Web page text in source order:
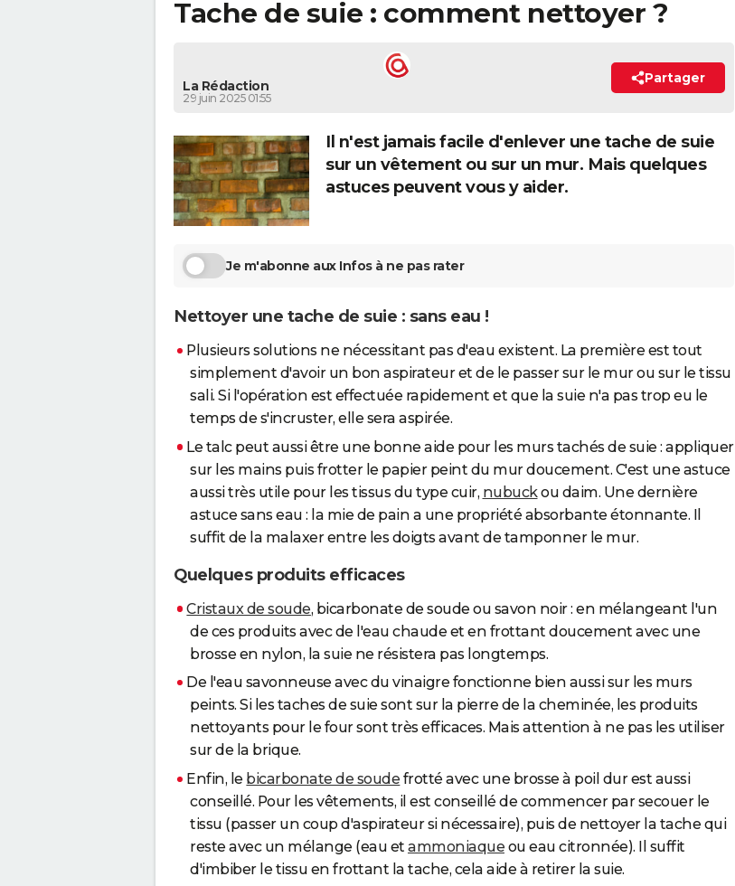
Tache de suie : comment nettoyer ?
La Rédaction
29 juin 2025 01:55
Partager
Il n'est jamais facile d'enlever une tache de suie
sur un vêtement ou sur un mur. Mais quelques
astuces peuvent vous y aider.
Je m'abonne aux Infos à ne pas rater
Nettoyer une tache de suie : sans eau !
Plusieurs solutions ne nécessitant pas d'eau existent. La première est tout
simplement d'avoir un bon aspirateur et de le passer sur le mur ou sur le tissu
sali. Si l'opération est effectuée rapidement et que la suie n'a pas trop eu le
temps de s'incruster, elle sera aspirée.
Le talc peut aussi être une bonne aide pour les murs tachés de suie : appliquer
sur les mains puis frotter le papier peint du mur doucement. C'est une astuce
aussi très utile pour les tissus du type cuir, nubuckou daim. Une dernière
astuce sans eau : la mie de pain a une propriété absorbante étonnante. Il
suffit de la malaxer entre les doigts avant de tamponner le mur.
Quelques produits efficaces
Cristaux de soude, bicarbonate de soude ou savon noir : en mélangeant l'un
de ces produits avec de l'eau chaude et en frottant doucement avec une
brosse en nylon, la suie ne résistera pas longtemps.
De l'eau savonneuse avec du vinaigre fonctionne bien aussi sur les murs
peints. Si les taches de suie sont sur la pierre de la cheminée, les produits
nettoyants pour le four sont très efficaces. Mais attention à ne pas les utiliser
sur de la brique.
Enfin, le bicarbonate de soude frotté avec une brosse à poil dur est aussi
conseillé. Pour les vêtements, il est conseillé de commencer par secouer le
tissu (passer un coup d'aspirateur si nécessaire), puis de nettoyer la tache qui
reste avec un mélange (eau et ammoniaque ou eau citronnée). Il suffit
d'imbiber le tissu en frottant la tache, cela aide à retirer la suie.